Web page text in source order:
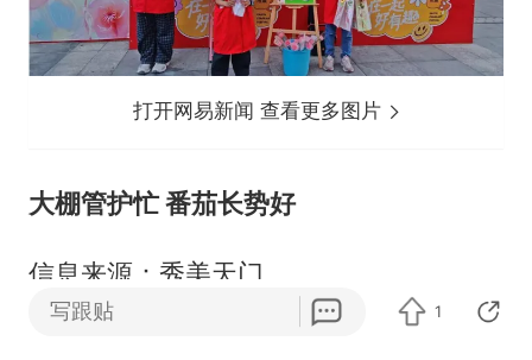
打开网易新闻 查看更多图片
大棚管护忙 番茄长势好
信息来源：秀美天门
写跟贴 1